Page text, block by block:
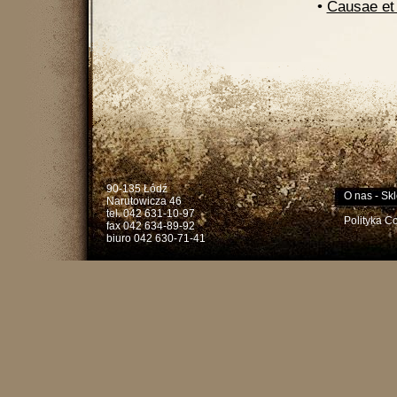
• Causae
90-135 Łódź
Narutowicza 46
tel. 042 631-10-97
fax 042 634-89-92
biuro 042 630-71-41
O nas-
Polityka